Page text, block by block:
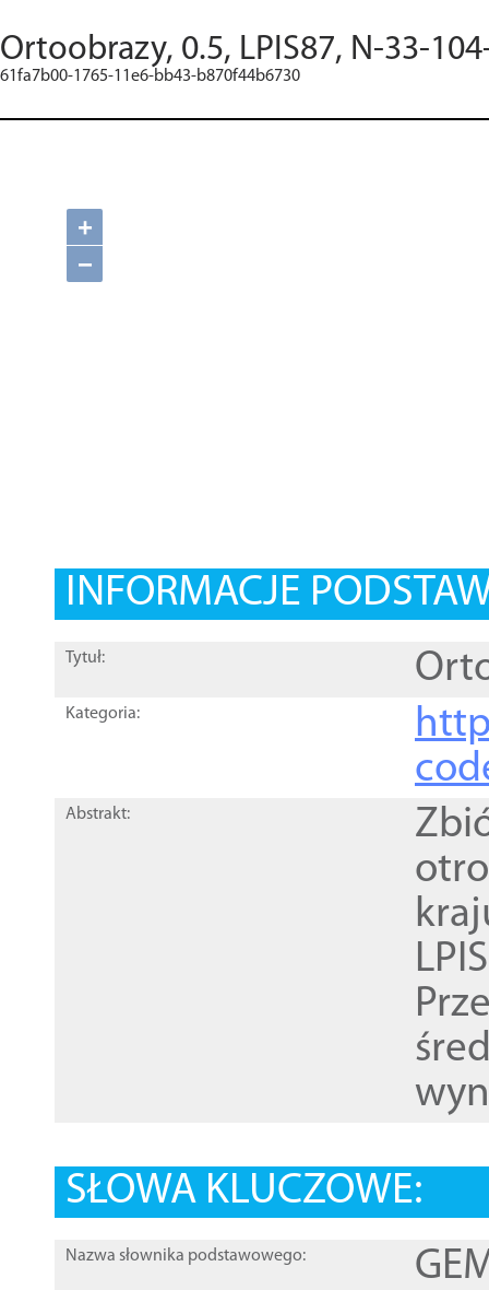
Ortoobrazy, 0.5, LPIS87, N-33-
61fa7b00-1765-11e6-bb43-b870f44b6730
+
−
INFORMACJE
Tytuł:
Kategoria:
Abstrakt:
SŁOWA KLUCZOWE:
Nazwa słownika podstawowego: